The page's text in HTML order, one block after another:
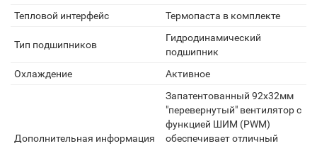
Тепловой интерфейс
Термопаста в комплекте
Тип подшипников
Гидродинамический
подшипник
Охлаждение
Активное
Дополнительная информация
Запатентованный 92x32мм
"перевернутый" вентилятор с
функцией ШИМ (PWM)
обеспечивает отличный